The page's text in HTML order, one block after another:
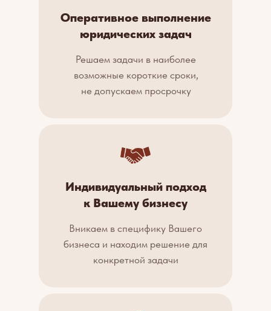
Оперативное выполнение
юридических задач
Решаем задачи в наиболее
возможные короткие сроки,
не допускаем просрочку
Индивидуальный подход
к Вашему бизнесу
Вникаем в специфику Вашего
бизнеса и находим решение для
конкретной задачи